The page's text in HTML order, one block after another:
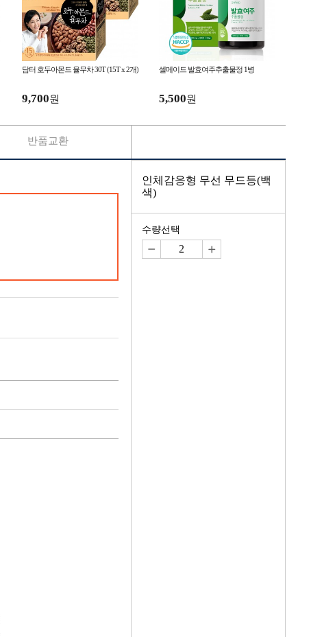
담터 호두아몬드 율무차 30T (15T x 2개)
9,700원
셀메이드 발효여주추출물정 1병
5,500원
반품교환
인체감응형 무선 무드등(백
색)
수량선택